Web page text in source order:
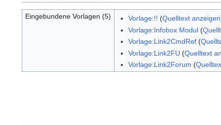
Eingebundene Vorlagen (5) Vorlage:!! (Quelltext anzeigen
Vorlage:Infobox Modul(
Vorlage:Link2CmdRef(
Vorlage:Link2FU (Quelltext
Vorlage:Link2Forum (